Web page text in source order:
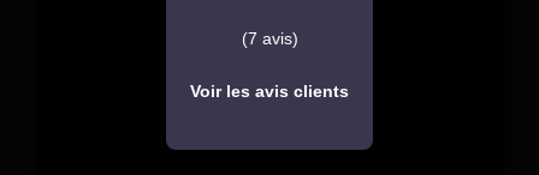
(7 avis)
Voir les avis clients